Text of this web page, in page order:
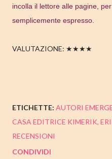
incolla il lettore alle pagine,
semplicemente espresso.
VALUTAZIONE: ★★★★
ETICHETTE: AUTORI
CASA EDITRICE KIMERIK
RECENSIONI
CONDIVIDI